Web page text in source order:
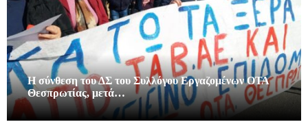
Η σύνθεση του ΔΣ του Συλλόγου Εργαζομένων ΟΤΑ
Θεσπρωτίας, μετά…